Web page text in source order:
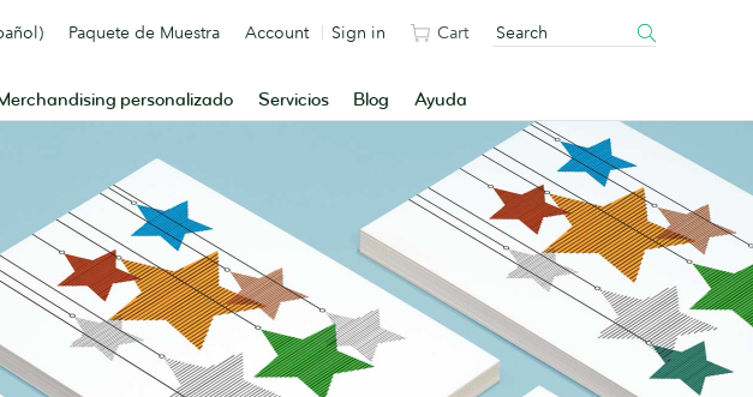
personalizado Servicios Blog Ayuda
Paquete de Muestra Account Sign in Cart